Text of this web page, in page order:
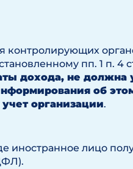
контролирующих
пп. 1 п. 4
дохода, не
об
организации.
иностранное лицо